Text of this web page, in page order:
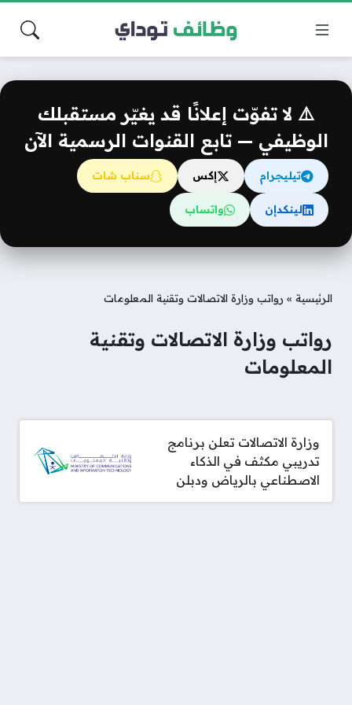
⚠️ لا تفوّت إعلانًا قد يغيّر مستقبلك
الوظيفي — تابع القنوات الرسمية الآن
تيليجرام إكس سناب شات
لينكدإن واتساب
الرئيسية » رواتب وزارة الاتصالات وتقنية المعلومات
رواتب وزارة الاتصالات وتقنية
المعلومات
وزارة الاتصالات تعلن برنامج
تدريبي مكثف في الذكاء
الاصطناعي بالرياض ودبلن